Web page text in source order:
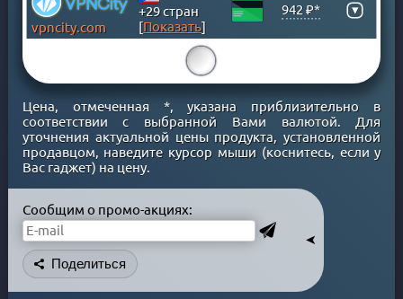
ГОНКОНГ
ГРЕНЛАНДИЯ
ГРУЗИЯ
ДАНИЯ
ДОМИНИКАНСКАЯ Р-КА
ЕГИПЕТ
ИЗРАИЛЬ
ИРАК
ИРАН
➤
Сообщим о промо-акциях:
Поделиться
vpncity.com
+29 стран
[Показать]
942 ₽* ▾
Цена, отмеченная *, указана приблизительно в
соответствии с выбранной Вами валютой. Для
уточнения актуальной цены продукта, установленной
продавцом, наведите курсор мыши (коснитесь, если у
Вас гаджет) на цену.